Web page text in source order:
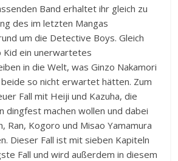
Band erhaltet ihr gleich zu
des im letzten Mangas
um die Detective Boys. Gleich
Kid ein unerwartetes
in die Welt, was Ginzo Nakamori
beide so nicht erwartet hätten. Zum
Fall mit Heiji und Kazuha, die
dingfest machen wollen und dabei
Ran, Kogoro und Misao Yamamura
Dieser Fall ist mit sieben Kapiteln
Fall und wird außerdem in diesem